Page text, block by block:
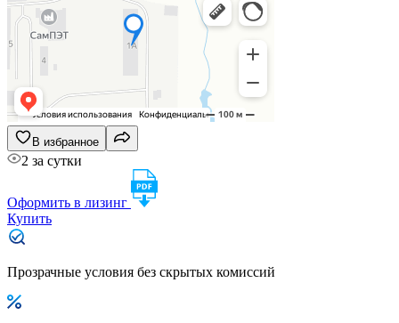
В избранное
2 за сутки
Оформить в лизинг
Купить
Прозрачные условия без скрытых комиссий